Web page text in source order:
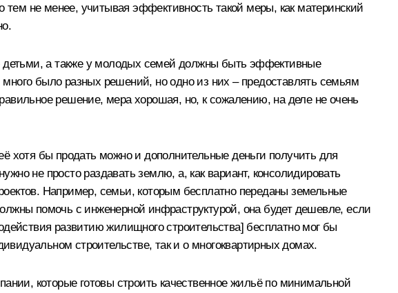
не менее, учитывая эффективность такой меры, как материнский
а также у молодых семей должны быть эффективные
было разных решений, но одно из них – предоставлять семьям
решение, мера хорошая, но, к сожалению, на деле не очень
бы продать можно и дополнительные деньги получить для
не просто раздавать землю, а, как вариант, консолидировать
Например, семьи, которым бесплатно переданы земельные
помочь с инженерной инфраструктурой, она будет дешевле, если
развитию жилищного строительства] бесплатно мог бы
строительстве, так и о многоквартирных домах.
которые готовы строить качественное жильё по минимальной